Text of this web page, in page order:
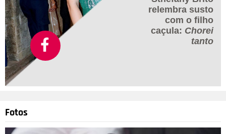
relembra susto
com o filho
caçula: Chorei
tanto
Fotos